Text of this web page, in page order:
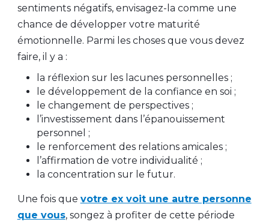
sentiments négatifs, envisagez-la comme une
chance de développer votre maturité
émotionnelle. Parmi les choses que vous devez
faire, il y a :
la réflexion sur les lacunes personnelles ;
le développement de la confiance en soi ;
le changement de perspectives ;
l’investissement dans l’épanouissement
personnel ;
le renforcement des relations amicales ;
l’affirmation de votre individualité ;
la concentration sur le futur.
Une fois que votre ex voit une autre personne
que vous, songez à profiter de cette période